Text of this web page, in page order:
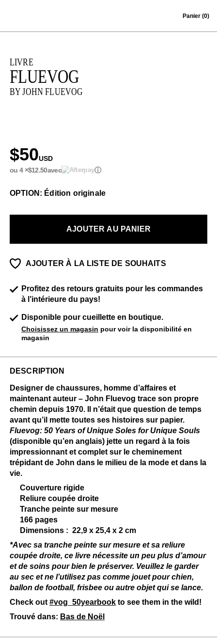
Panier (0)
LIVRE
FLUEVOG
BY JOHN FLUEVOG
$50USD
ou 4 ×$12.50avec ⓘ
OPTION: Édition originale
AJOUTER AU PANIER
AJOUTER À LA LISTE DE SOUHAITS
Profitez des retours gratuits pour les commandes
à l’intérieure du pays!
Disponible pour cueillette en boutique.
Choisissez un magasin pour voir la disponibilité en
magasin
DESCRIPTION
Designer de chaussures, homme d’affaires et
maintenant auteur – John Fluevog trace son propre
chemin depuis 1970. Il n’était que question de temps
avant qu’il mette toutes ses histoires sur papier.
Fluevog: 50 Years of Unique Soles for Unique Souls
(disponible qu’en anglais) jette un regard à la fois
impressionnant et complet sur le cheminement
trépidant de John dans le milieu de la mode et dans la
vie.
Couverture rigide
Reliure coupée droite
Tranche peinte sur mesure
166 pages
Dimensions : 22,9 x 25,4 x 2 cm
*Avec sa tranche peinte sur mesure et sa reliure
coupée droite, ce livre nécessite un peu plus d’amour
et de soins pour bien le préserver. Veuillez le garder
au sec et ne l’utilisez pas comme jouet pour chien,
ballon de football, frisbee ou autre objet qui se lance.
Check out #vog_50yearbook to see them in the wild!
Trouvé dans: Bas de Noël